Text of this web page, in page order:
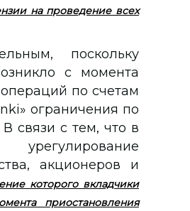
на проведение всех
поскольку
с момента
по счетам
ограничения по
связи с тем, что в
акционеров и
которого вкладчики
приостановления